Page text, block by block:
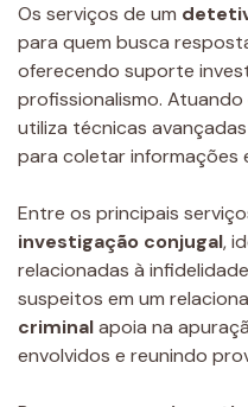
Os serviços de um
para quem busca
oferecendo suporte
profissionalismo.
utiliza técnicas
para coletar informações
Entre os principais
investigação conjugal,
relacionadas à
suspeitos em um
criminalapoia na
envolvidos e reunindo